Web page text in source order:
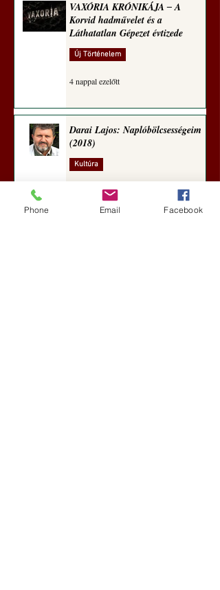
VAXÓRIA KRÓNIKÁJA ‒ A
Korvid hadművelet és a
Láthatatlan Gépezet évtizede
Új Történelem
4 nappal ezelőtt
Darai Lajos: Naplóbölcsességeim
(2018)
Kultúra
Phone Email Facebook